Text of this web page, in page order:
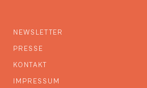
NEWSLETTER
PRESSE
KONTAKT
IMPRESSUM